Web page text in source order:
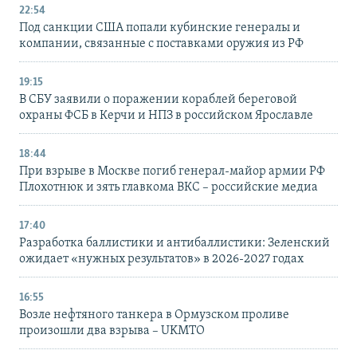
22:54
Под санкции США попали кубинские генералы и
компании, связанные с поставками оружия из РФ
19:15
В СБУ заявили о поражении кораблей береговой
охраны ФСБ в Керчи и НПЗ в российском Ярославле
18:44
При взрыве в Москве погиб генерал-майор армии РФ
Плохотнюк и зять главкома ВКС – российские медиа
17:40
Разработка баллистики и антибаллистики: Зеленский
ожидает «нужных результатов» в 2026-2027 годах
16:55
Возле нефтяного танкера в Ормузском проливе
произошли два взрыва – UKMTO